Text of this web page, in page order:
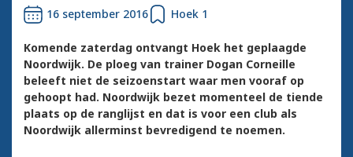
16 september 2016 Hoek 1
Komende zaterdag ontvangt Hoek het geplaagde
Noordwijk. De ploeg van trainer Dogan Corneille
beleeft niet de seizoenstart waar men vooraf op
gehoopt had. Noordwijk bezet momenteel de tiende
plaats op de ranglijst en dat is voor een club als
Noordwijk allerminst bevredigend te noemen.